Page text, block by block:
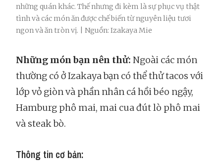
những quán khác. Thế nhưng đi kèm là sự phục vụ thật
tình và các món ăn được chế biến từ nguyên liệu tươi
ngon và ăn tròn vị. | Nguồn: Izakaya Mie
Những món bạn nên thử: Ngoài các món
thường có ở Izakaya bạn có thể thử tacos với
lớp vỏ giòn và phần nhân cá hồi béo ngậy,
Hamburg phô mai, mai cua đút lò phô mai
và steak bò.
Thông tin cơ bản: